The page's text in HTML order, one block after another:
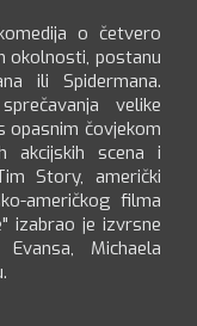
o četvero
okolnosti, postanu
ili Spidermana.
velike
opasnim čovjekom
akcijskih scena i
Story, američki
američkog filma
izabrao je izvrsne
Michaela